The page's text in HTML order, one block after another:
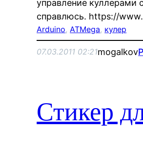
управление куллерами
справлюсь. https://
Arduino, ATMega, кулер
07.03.2011 02:21mogalkov
Стикер